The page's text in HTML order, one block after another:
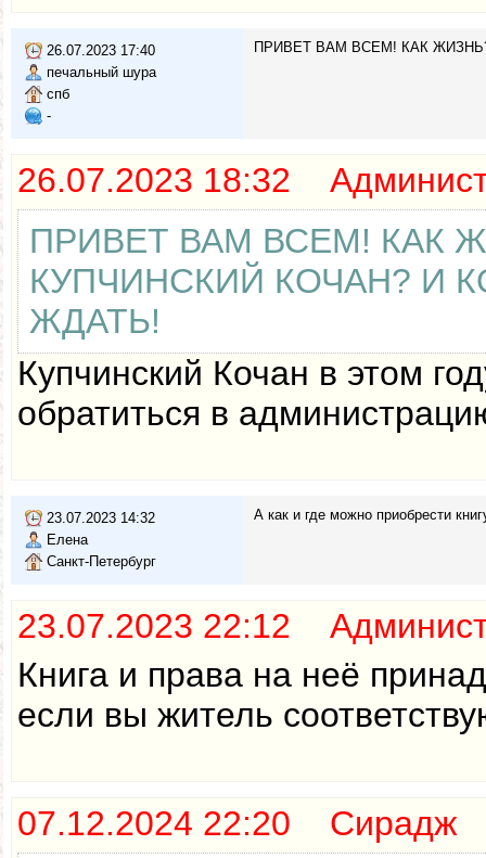
26.07.2023 17:40
печальный шура
спб
-
ПРИВЕТ ВАМ ВСЕМ! КАК
26.07.2023 18:32
ПРИВЕТ ВАМ ВСЕМ! КАК
КУПЧИНСКИЙ КОЧАН? И
ЖДАТЬ!
Купчинский Кочан в этом
обратиться в
23.07.2023 14:32
Елена
Санкт-Петербург
А как и где можно приобрести
23.07.2023 22:12
Книга и права на неё
если вы житель
07.12.2024 22:20 Сирадж